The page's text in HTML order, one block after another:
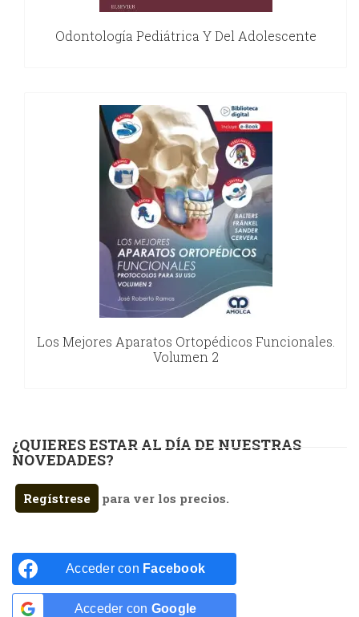
Odontología Pediátrica Y Del Adolescente
Los Mejores Aparatos Ortopédicos Funcionales.
Volumen 2
¿QUIERES ESTAR AL DÍA DE NUESTRAS
NOVEDADES?
Regístrese para ver los precios.
Acceder con Facebook
Acceder con Google